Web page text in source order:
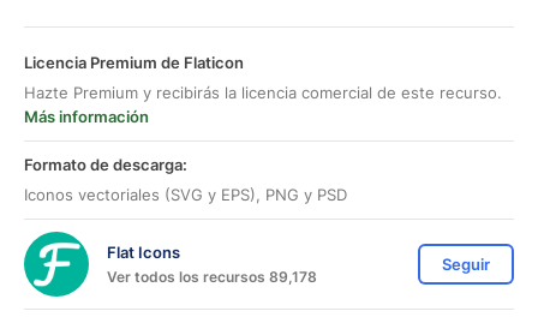
Licencia Premium de Flaticon
Hazte Premium y recibirás la licencia comercial de este recurso.
Más información
Formato de descarga:
Iconos vectoriales (SVG y EPS), PNG y PSD
Flat Icons
Ver todos los recursos 89,178
Seguir